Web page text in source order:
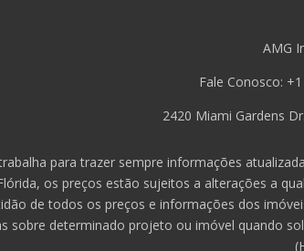
AMG
Fale Conosco:
2420 Miami Gardens
para trazer sempre informações
os preços estão sujeitos a alterações a
de todos os preços e informações dos
sobre determinado projeto ou imóvel quando
(